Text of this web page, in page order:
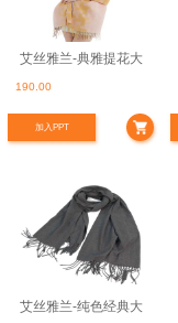
艾丝雅兰-典雅提花大
190.00
加入PPT
艾丝雅兰-纯色经典大